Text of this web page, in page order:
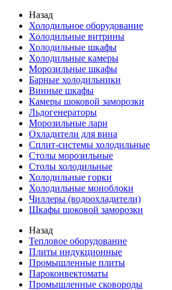
Назад
Холодильное оборудование
Холодильные витрины
Холодильные шкафы
Холодильные камеры
Морозильные шкафы
Барные холодильники
Винные шкафы
Камеры шоковой заморозки
Льдогенераторы
Морозильные лари
Охладители для вина
Сплит-системы холодильные
Столы морозильные
Столы холодильные
Холодильные горки
Холодильные моноблоки
Чиллеры (водоохладители)
Шкафы шоковой заморозки
Назад
Тепловое оборудование
Плиты индукционные
Промышленные плиты
Пароконвектоматы
Промышленные сковороды